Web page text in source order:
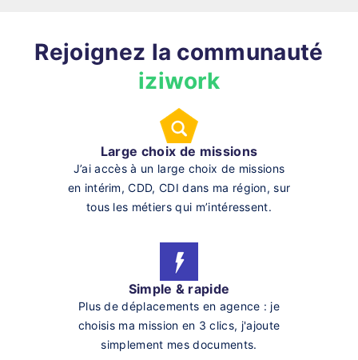
Rejoignez la communauté
iziwork
Large choix de missions
J’ai accès à un large choix de missions
en intérim, CDD, CDI dans ma région, sur
tous les métiers qui m’intéressent.
Simple & rapide
Plus de déplacements en agence : je
choisis ma mission en 3 clics, j'ajoute
simplement mes documents.